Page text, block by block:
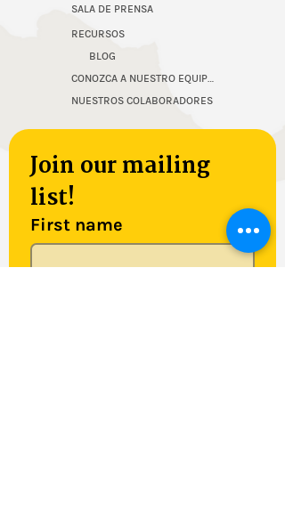
SALA DE PRENSA
RECURSOS
BLOG
CONOZCA A NUESTRO EQUIPO
NUESTROS COLABORADORES
Join our mailing
list!
First name